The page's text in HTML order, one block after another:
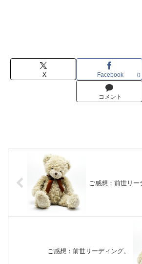
X Facebook 0
コメント
ご感想：前世リー
ご感想：前世リーディング。